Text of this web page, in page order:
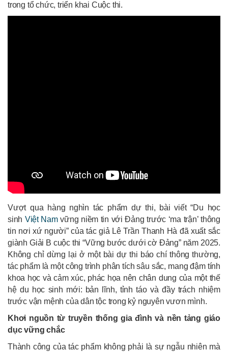
trong tổ chức, triển khai Cuộc thi.
Vượt qua hàng nghìn tác phẩm dự thi, bài viết “Du học
sinh Việt Namvững niềm tin với Đảng trước ‘ma trận’ thông
tin nơi xứ người” của tác giả Lê Trần Thanh Hà đã xuất sắc
giành Giải B cuộc thi “Vững bước dưới cờ Đảng” năm 2025.
Không chỉ dừng lại ở một bài dự thi báo chí thông thường,
tác phẩm là một công trình phân tích sâu sắc, mang đậm tính
khoa học và cảm xúc, phác họa nên chân dung của một thế
hệ du học sinh mới: bản lĩnh, tỉnh táo và đầy trách nhiệm
trước vận mệnh của dân tộc trong kỷ nguyên vươn mình.
Khơi nguồn từ truyền thống gia đình và nền tảng giáo
dục vững chắc
Thành công của tác phẩm không phải là sự ngẫu nhiên mà